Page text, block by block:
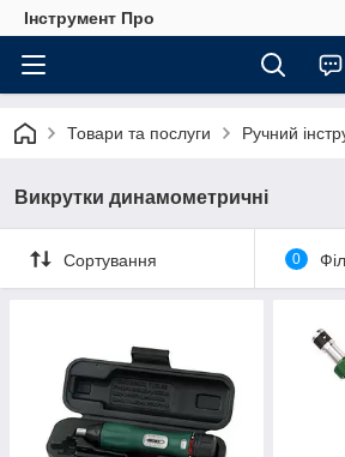
Інструмент Про
Товари та послуги Ручний
Викрутки динамометричні
Сортування 0